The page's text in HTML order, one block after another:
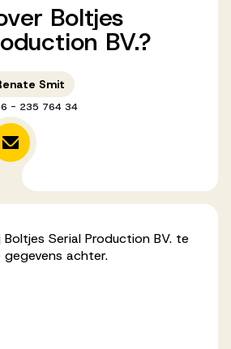
Boltjes
BV.?
Smit
- 235 764 34
Serial Production BV. te
gegevens achter.